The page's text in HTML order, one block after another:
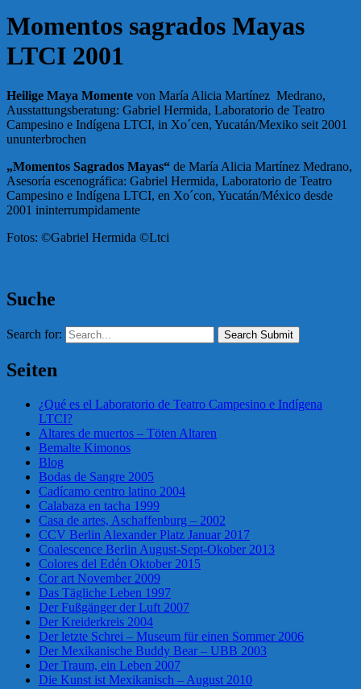
Momentos sagrados Mayas
LTCI 2001
Heilige Maya Momente von María Alicia Martínez Medrano,
Ausstattungsberatung: Gabriel Hermida, Laboratorio de Teatro
Campesino e Indígena LTCI, in Xo´cen, Yucatán/Mexiko seit 2001
ununterbrochen
„Momentos Sagrados Mayas“ de María Alicia Martínez Medrano,
Asesoría escenográfica: Gabriel Hermida, Laboratorio de Teatro
Campesino e Indígena LTCI, en Xo´con, Yucatán/México desde
2001 ininterrumpidamente
Fotos: ©Gabriel Hermida ©Ltci
Suche
Search for: Search Submit
Seiten
¿Qué es el Laboratorio de Teatro Campesino e Indígena
LTCI?
Altares de muertos – Töten Altaren
Bemalte Kimonos
Blog
Bodas de Sangre 2005
Cadícamo centro latino 2004
Calabaza en tacha 1999
Casa de artes, Aschaffenburg – 2002
CCV Berlin Alexander Platz Januar 2017
Coalescence Berlin August-Sept-Okober 2013
Colores del Edén Oktober 2015
Cor art November 2009
Das Tägliche Leben 1997
Der Fußgänger der Luft 2007
Der Kreiderkreis 2004
Der letzte Schrei – Museum für einen Sommer 2006
Der Mexikanische Buddy Bear – UBB 2003
Der Traum, ein Leben 2007
Die Kunst ist Mexikanisch – August 2010